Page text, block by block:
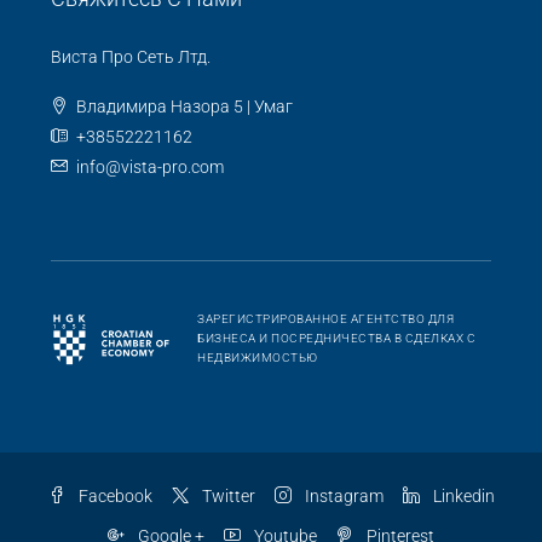
Виста Про Сеть Лтд.
Владимира Назора 5 | Умаг
+38552221162
info@vista-pro.com
ЗАРЕГИСТРИРОВАННОЕ АГЕНТСТВО ДЛЯ
БИЗНЕСА И ПОСРЕДНИЧЕСТВА В СДЕЛКАХ С
НЕДВИЖИМОСТЬЮ
Facebook Twitter Instagram Linkedin
Google + Youtube Pinterest